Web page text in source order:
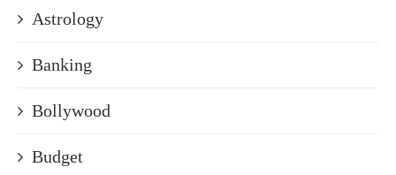
Astrology
Banking
Bollywood
Budget